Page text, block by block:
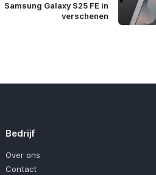
Samsung Galaxy S25 FE in
verschenen
Bedrijf
Over ons
Contact